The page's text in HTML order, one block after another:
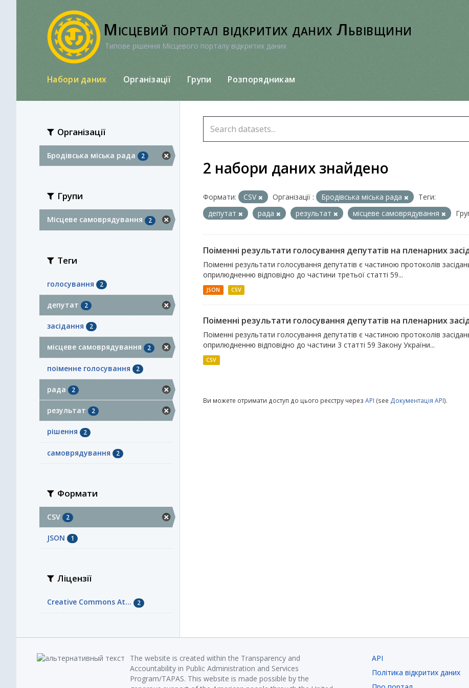
Місцевий портал відкритих даних Львівщини
Типове рішення Місцевого порталу відкритих даних
Набори даних Організації Групи Розпорядникам
Організації
Бродівська міська рада 2
Групи
Місцеве самоврядування 2
Теги
голосування 2
депутат 2
засідання 2
місцеве самоврядування 2
поіменне голосування 2
рада 2
результат 2
рішення 2
самоврядування 2
Формати
CSV 2
JSON 1
Ліцензії
Creative Commons At... 2
2 набори даних знайдено
Формати: CSV Організації : Бродівська міська рада
Теги:
депутат
рада результат місцеве самоврядування
Поіменні результати голосування депутатів на пленарних
Поіменні результати голосування депутатів є частиною протоколів
оприлюдненню відповідно до частини третьої статті 59...
JSON CSV
Поіменні результати голосування депутатів на пленарних
Поіменні результати голосування депутатів є частиною протоколів
оприлюдненню відповідно до частини 3 статті 59 Закону України...
CSV
Ви можете отримати доступ до цього реєстру через API (see Документація API).
The website is created within the Transparency and
Accountability in Public Administration and Services
Program/TAPAS. This website is made possible by the
API
Політика відкритих даних